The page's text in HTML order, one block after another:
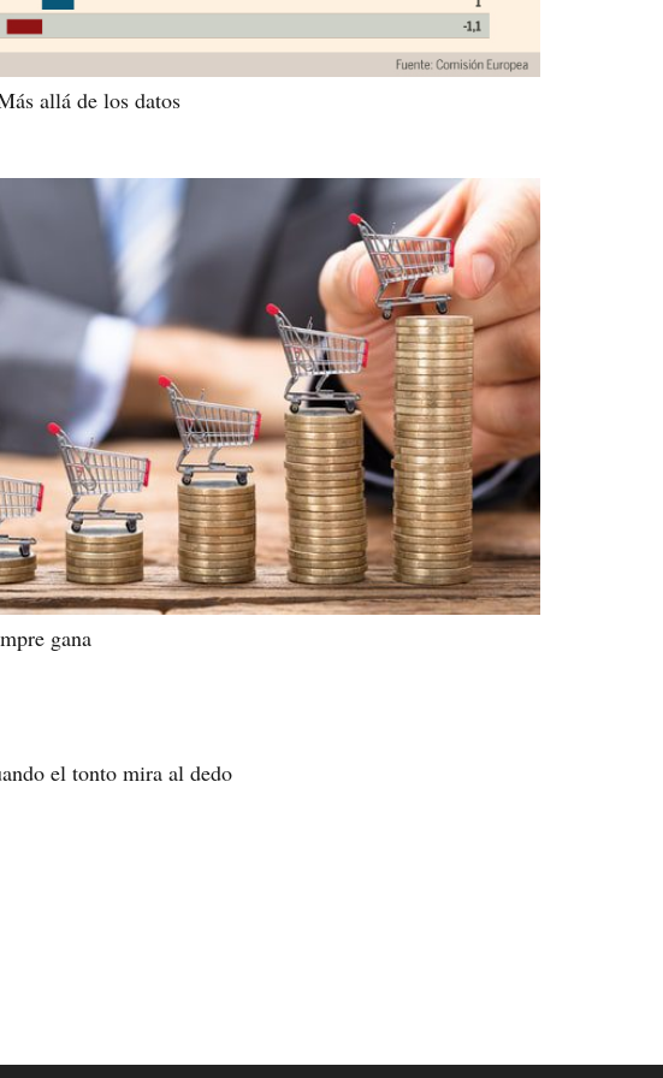
allá de los datos
gana
el tonto mira al dedo